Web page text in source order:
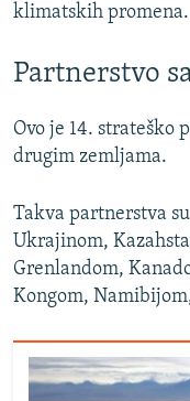
klimatskih promena.
Partnerstvo
Ovo je 14. strateško
drugim zemljama.
Takva partnerstva
Ukrajinom,
Grenlandom,
Kongom,